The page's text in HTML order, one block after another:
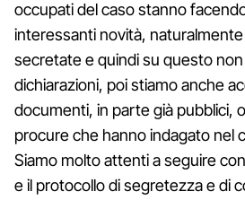
occupati del caso stanno
interessanti novità,
secretate e quindi su questo
dichiarazioni, poi stiamo anche
documenti, in parte già pubblici,
procure che hanno indagato nel
Siamo molto attenti a seguire
e il protocollo di segretezza e di